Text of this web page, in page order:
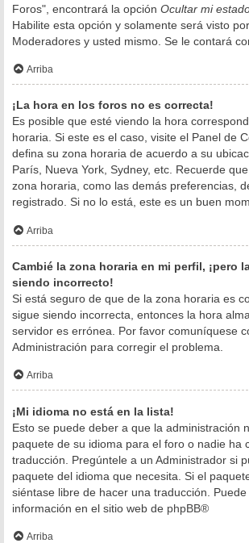
Foros", encontrará la opción Ocultar mi
Habilite esta opción y solamente será visto
Moderadores y usted mismo. Se le contará
Arriba
¡La hora en los foros no es correcta!
Es posible que esté viendo la hora
horaria. Si este es el caso, visite el Panel de
defina su zona horaria de acuerdo a su
París, Nueva York, Sydney, etc. Recuerde
zona horaria, como las demás preferencias,
registrado. Si no lo está, este es un buen
Arriba
Cambié la zona horaria en mi perfil, ¡pero
siendo incorrecto!
Si está seguro de que de la zona horaria es
sigue siendo incorrecta, entonces la hora
servidor es errónea. Por favor comuníquese
Administración para corregir el problema.
Arriba
¡Mi idioma no está en la lista!
Esto se puede deber a que la administración
paquete de su idioma para el foro o nadie ha
traducción. Pregúntele a un Administrador si
paquete del idioma que necesita. Si el
siéntase libre de hacer una traducción.
información en el sitio web de phpBB®
Arriba